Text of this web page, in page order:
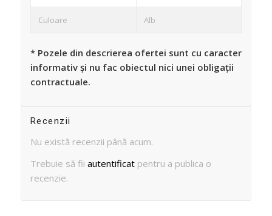
Culoare Alb
* Pozele din descrierea ofertei sunt cu caracter
informativ și nu fac obiectul nici unei obligații
contractuale.
Recenzii
Nu există recenzii până acum.
Trebuie să fii autentificatpentru a publica o
recenzie.